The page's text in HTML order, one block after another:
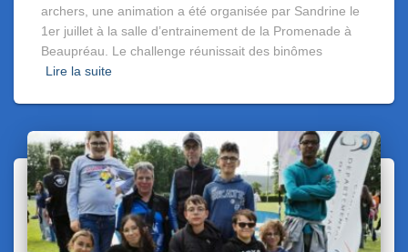
archers, une animation a été organisée par Sandrine le
1er juillet à la salle d’entrainement de la Promenade à
Beaupréau. Le challenge réunissait des binômes
Lire la suite